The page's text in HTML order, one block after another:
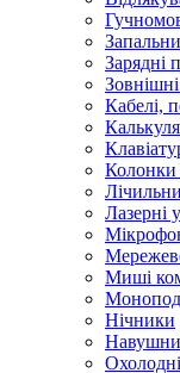
Зарядні
Кабелі,
Колонки
Лазерні
Миші
Нічники